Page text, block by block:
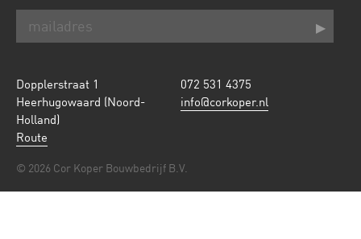
Dopplerstraat 1
Heerhugowaard (Noord-
Holland)
Route
072 531 4375
info@corkoper.nl
© 2026 Cor Koper Bouwbedrijf B.V.